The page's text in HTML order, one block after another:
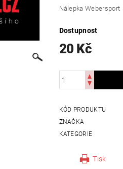
Nálepka Webersport
Dostupnost
20 Kč
KÓD PRODUKTU
ZNAČKA
KATEGORIE
Tisk